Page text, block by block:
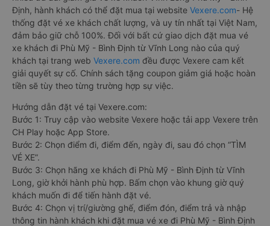
Định, hành khách có thể đặt mua tại website Vexere.com- Hệ
thống đặt vé xe khách chất lượng, và uy tín nhất tại Việt Nam,
đảm bảo giữ chỗ 100%. Đối với bất cứ giao dịch đặt mua vé
xe khách đi Phù Mỹ - Bình Định từ Vĩnh Long nào của quý
khách tại trang web Vexere.com đều được Vexere cam kết
giải quyết sự cố. Chính sách tặng coupon giảm giá hoặc hoàn
tiền sẽ tùy theo từng trường hợp sự việc.
Hướng dẫn đặt vé tại Vexere.com:
Bước 1: Truy cập vào website Vexere hoặc tải app Vexere trên
CH Play hoặc App Store.
Bước 2: Chọn điểm đi, điểm đến, ngày đi, sau đó chọn “TÌM
VÉ XE”.
Bước 3: Chọn hãng xe khách đi Phù Mỹ - Bình Định từ Vĩnh
Long, giờ khởi hành phù hợp. Bấm chọn vào khung giờ quý
khách muốn đi để tiến hành đặt vé.
Bước 4: Chọn vị trí/giường ghế, điểm đón, điểm trả và nhập
thông tin hành khách khi đặt mua vé xe đi Phù Mỹ - Bình Định